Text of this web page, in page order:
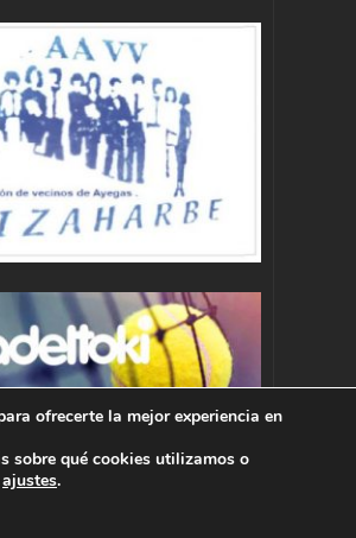
Momoitio - pablo@momoitio.com
ofrecerte la mejor experiencia en
sobre qué cookies utilizamos o
ajustes.